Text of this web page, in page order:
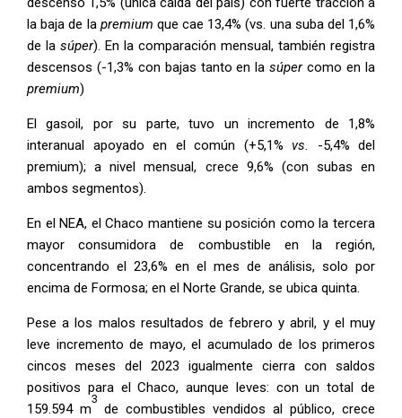
la baja de la premium que cae 13,4% (vs. una suba del 1,6%
de la súper). En la comparación mensual, también registra
descensos (-1,3% con bajas tanto en lasúpercomo en la
premium)
El gasoil, por su parte, tuvo un incremento de 1,8%
interanual apoyado en el común (+5,1% vs. -5,4% del
premium); a nivel mensual, crece 9,6% (con subas en
ambos segmentos).
En el NEA, el Chaco mantiene su posición como la tercera
mayor consumidora de combustible en la región,
concentrando el 23,6% en el mes de análisis, solo por
encima de Formosa; en el Norte Grande, se ubica quinta.
Pese a los malos resultados de febrero y abril, y el muy
leve incremento de mayo, el acumulado de los primeros
cincos meses del 2023 igualmente cierra con saldos
positivos para el Chaco, aunque leves: con un total de
159.594 m
3
de combustibles vendidos al público, crece